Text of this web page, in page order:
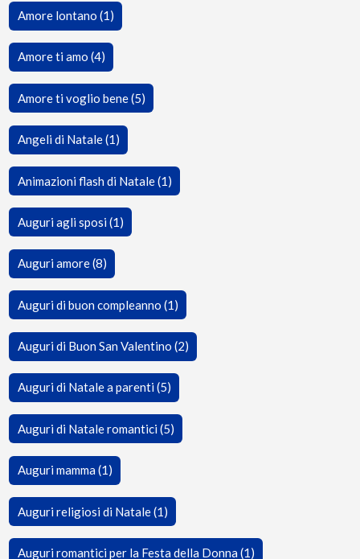
Amore lontano (1)
Amore ti amo (4)
Amore ti voglio bene (5)
Angeli di Natale (1)
Animazioni flash di Natale (1)
Auguri agli sposi (1)
Auguri amore (8)
Auguri di buon compleanno (1)
Auguri di Buon San Valentino (2)
Auguri di Natale a parenti (5)
Auguri di Natale romantici (5)
Auguri mamma (1)
Auguri religiosi di Natale (1)
Auguri romantici per la Festa della Donna (1)